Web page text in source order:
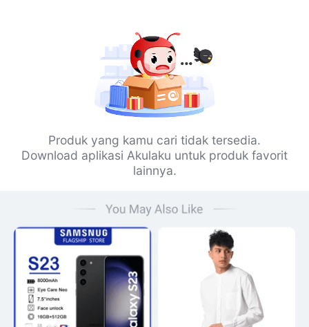
Produk yang kamu cari tidak tersedia.
Download aplikasi Akulaku untuk produk favorit
lainnya.